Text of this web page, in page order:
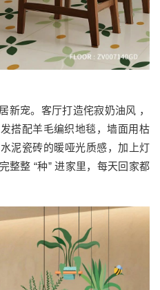
新宠。客厅打造侘寂奶油风 ，
搭配羊毛编织地毯，墙面用枯
泥瓷砖的暖哑光质感，加上灯
整整 “种” 进家里，每天回家都